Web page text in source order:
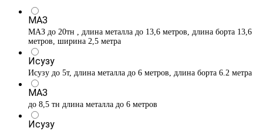
МАЗ
МАЗ до 20тн , длина металла до 13,6 метров, длина борта 13,6
метров, ширина 2,5 метра
Исузу
Исузу до 5т, длина металла до 6 метров, длина борта 6.2 метра
МАЗ
до 8,5 тн длина металла до 6 метров
Исузу